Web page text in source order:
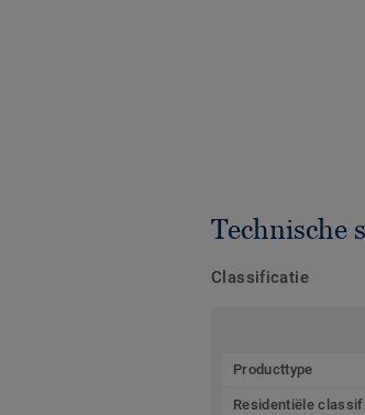
Technische
Classificatie
Producttype
Residentiële